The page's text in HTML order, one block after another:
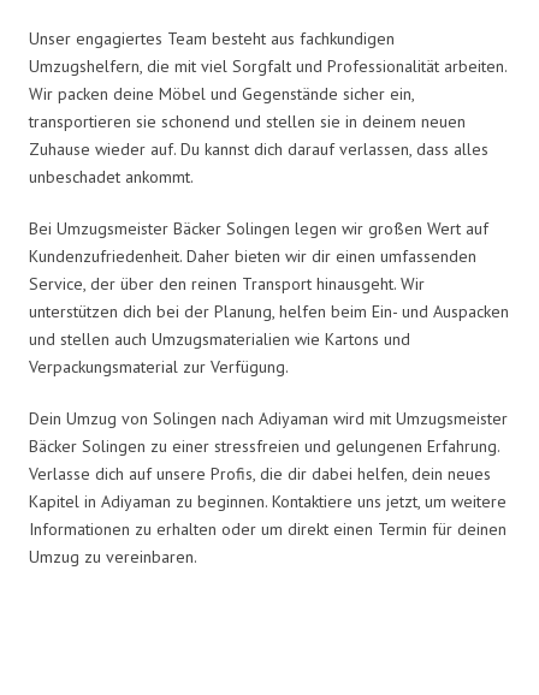
Unser engagiertes Team besteht aus fachkundigen
Umzugshelfern, die mit viel Sorgfalt und Professionalität arbeiten.
Wir packen deine Möbel und Gegenstände sicher ein,
transportieren sie schonend und stellen sie in deinem neuen
Zuhause wieder auf. Du kannst dich darauf verlassen, dass alles
unbeschadet ankommt.
Bei Umzugsmeister Bäcker Solingen legen wir großen Wert auf
Kundenzufriedenheit. Daher bieten wir dir einen umfassenden
Service, der über den reinen Transport hinausgeht. Wir
unterstützen dich bei der Planung, helfen beim Ein- und Auspacken
und stellen auch Umzugsmaterialien wie Kartons und
Verpackungsmaterial zur Verfügung.
Dein Umzug von Solingen nach Adiyaman wird mit Umzugsmeister
Bäcker Solingen zu einer stressfreien und gelungenen Erfahrung.
Verlasse dich auf unsere Profis, die dir dabei helfen, dein neues
Kapitel in Adiyaman zu beginnen. Kontaktiere uns jetzt, um weitere
Informationen zu erhalten oder um direkt einen Termin für deinen
Umzug zu vereinbaren.